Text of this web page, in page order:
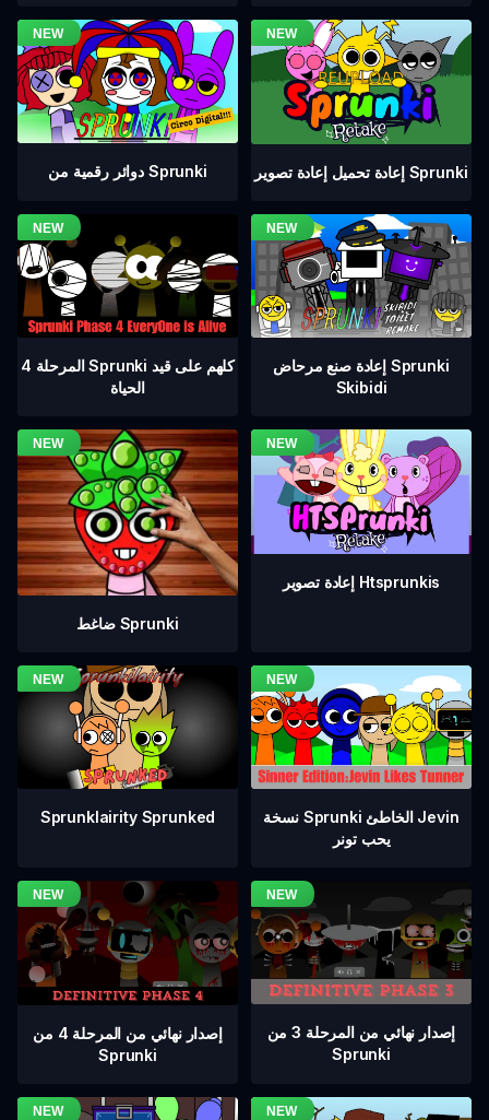
دوائر رقمية من Sprunki إعادة تحميل إعادة تصوير Sprunki
المرحلة 4 Sprunki كلهم على قيد
الحياة
إعادة صنع مرحاض Sprunki
Skibidi
ضاغط Sprunki
إعادة تصوير Htsprunkis
Sprunklairity Sprunked
نسخة Sprunki الخاطئ Jevin
يحب تونر
إصدار نهائي من المرحلة 4 من
Sprunki
إصدار نهائي من المرحلة 3 من
Sprunki